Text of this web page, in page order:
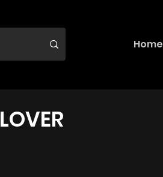
Home